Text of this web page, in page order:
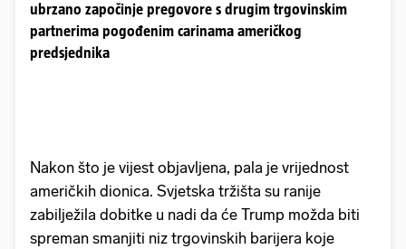
ubrzano započinje pregovore s drugim trgovinskim
partnerima pogođenim carinama američkog
predsjednika
Nakon što je vijest objavljena, pala je vrijednost
američkih dionica. Svjetska tržišta su ranije
zabilježila dobitke u nadi da će Trump možda biti
spreman smanjiti niz trgovinskih barijera koje